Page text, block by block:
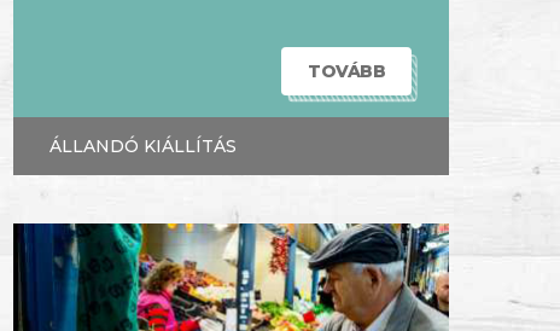
TOVÁBB
ÁLLANDÓ KIÁLLÍTÁS